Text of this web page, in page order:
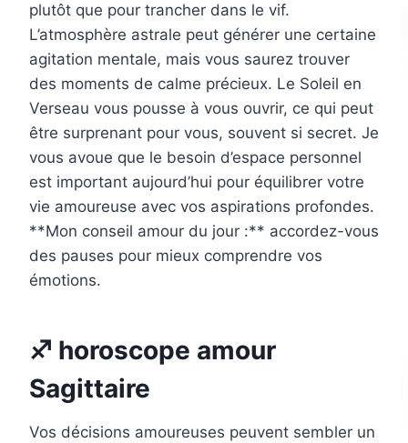
plutôt que pour trancher dans le vif.
L’atmosphère astrale peut générer une certaine
agitation mentale, mais vous saurez trouver
des moments de calme précieux. Le Soleil en
Verseau vous pousse à vous ouvrir, ce qui peut
être surprenant pour vous, souvent si secret. Je
vous avoue que le besoin d’espace personnel
est important aujourd’hui pour équilibrer votre
vie amoureuse avec vos aspirations profondes.
**Mon conseil amour du jour :** accordez-vous
des pauses pour mieux comprendre vos
émotions.
♐ horoscope amour
Sagittaire
Vos décisions amoureuses peuvent sembler un